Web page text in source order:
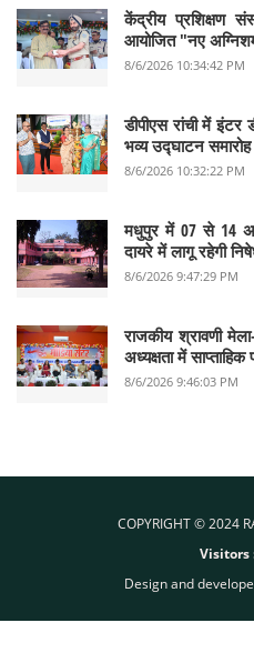
केंद्रीय प्रशिक्षण
आयोजित "नए
8/6/2026 10:34:42 PM
डीपीएस रांची में इंटर
भव्य उद्घाटन
8/6/2026 10:32:22 PM
मधुपुर में 07 से 14
दायरे में लागू रहेगी
8/6/2026 9:47:29 PM
राजकीय श्रावणी
अध्यक्षता में
8/6/2026 9:46:03 PM
COPYRIGHT © 2024
Visitors
Design and